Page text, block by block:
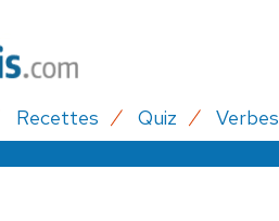
Recettes Quiz Verbes